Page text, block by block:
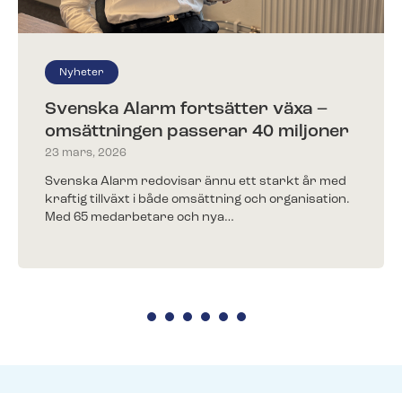
Träffa några av alla våra nöjda kunder.
Redo för ett nytt larm?
Redo för ett nytt larm?​
Fyll i ditt telefonnummer för prisförslag. Någon av
våra trevliga medarbetare återkommer till dig inom
Nyheter
Svenska Alarm fortsätter växa –
omsättningen passerar 40 miljoner
23 mars, 2026
Svenska Alarm redovisar ännu ett starkt år med
kraftig tillväxt i både omsättning och organisation.
Med 65 medarbetare och nya…